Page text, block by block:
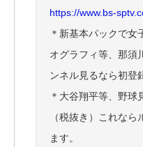
https://www.bs-
＊新基本パックで女
オグラフィ等、那須
ンネル見るなら初登
＊大谷翔平等、野球
（税抜き）これな
ます。